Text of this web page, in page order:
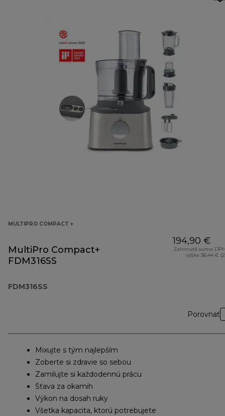
MULTIPRO COMPACT +
MultiPro Compact+
FDM316SS
FDM316SS
194,90 €
Zahrnutá suma
výške 36,44 €
Porovnať
Mixujte s tým najlepším
Zoberte si zdravie so sebou
Zamilujte si každodennú prácu
Šťava za okamih
Výkon na dosah ruky
Všetka kapacita, ktorú potrebujete